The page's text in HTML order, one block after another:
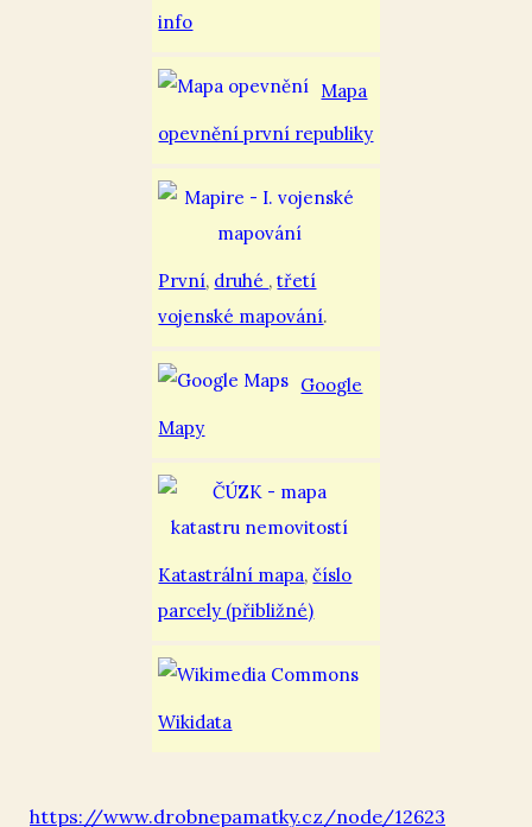
info
Mapa
opevnění první republiky
První, druhé ,třetí
vojenské mapování.
Google
Mapy
Katastrální mapa,číslo
parcely (přibližné)
Wikidata
https://www.drobnepamatky.cz/node/12623